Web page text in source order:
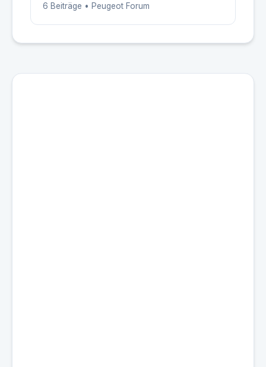
6 Beiträge • Peugeot Forum